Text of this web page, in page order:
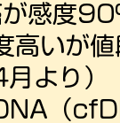
感度90
高いが
より）
（